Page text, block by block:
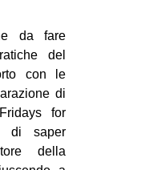
da fare
del
con le
di
for
di saper
della